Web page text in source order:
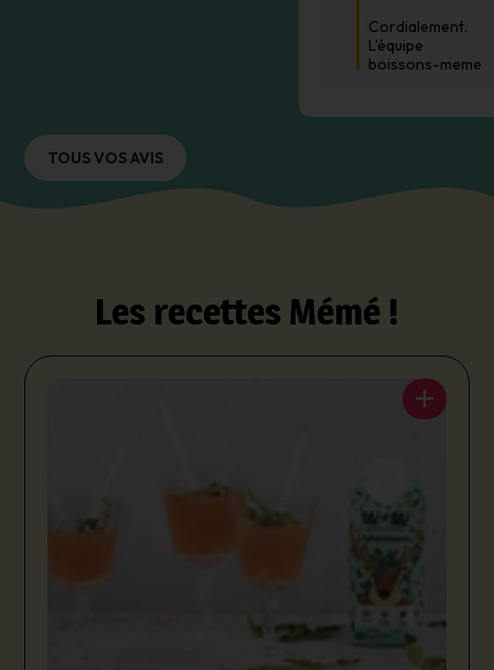
Cordialement.
L’équipe
boissons-meme
TOUS VOS AVIS
Les recettes Mémé !